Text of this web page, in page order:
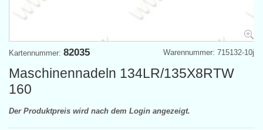
Warennummer: 715132-10j
Kartennummer: 82035
Maschinennadeln 134LR/135X8RTW
160
Der Produktpreis wird nach dem Login angezeigt.